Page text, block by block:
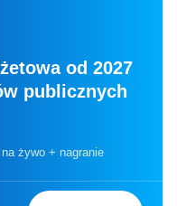
od 2027
publicznych
żywo + nagranie